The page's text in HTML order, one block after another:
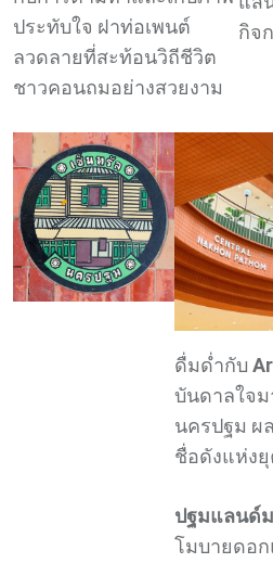
ประทับใจ ฝาท่อเพนต์
ลวดลายที่สะท้อนวิถีชีวิต
ชาวคอนถมอย่างสวยงาม
กิจ
ดื่มด่ำกับ
บันดาลใจม
นครปฐม ผ
ชื่อดังแห่ง
ปฐมแลนด์
โมบายดอก